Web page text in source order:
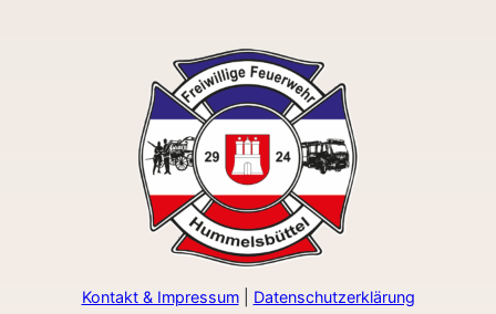
Kontakt & Impressum| Datenschutzerklärung